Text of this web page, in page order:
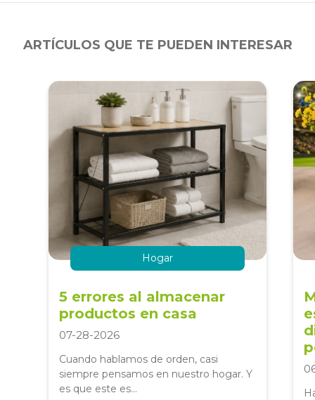
ARTÍCULOS QUE TE PUEDEN INTERESAR
5 errores al almacenar
productos en casa
07-28-2026
Cuando hablamos de orden, casi
siempre pensamos en nuestro hogar. Y
es que este es...
Hogar